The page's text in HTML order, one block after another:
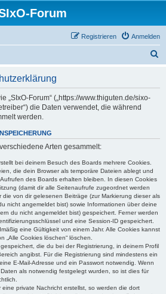
Forum
Anmelden
Registrieren
„SIxO-Forum“ („https://www.thiguten.de/sixo-
die Daten verwendet, die während
werden.
Arten gesammelt:
bei deinem Besuch des Boards mehrere Cookies.
die dein Browser als temporäre Dateien ablegt und
des Boards erhalten bleiben. In diesen Cookies
(damit dir alle Seitenaufrufe zugeordnet werden
von dir gelesenen Beiträge (zur Markierung dieser als
nicht angemeldet bist) sowie Informationen über deine
du nicht angemeldet bist) gespeichert. Ferner werden
und eine Session-ID gespeichert.
eine Gültigkeit von einem Jahr. Alle Cookies kannst
„Alle Cookies löschen“ löschen.
die du bei der Registrierung, in deinem Profil
angibst. Für die Registrierung sind mindestens ein
E-Mail-Adresse und ein Passwort notwendig. Wenn
als notwendig festgelegt wurden, so ist dies für
private Nachricht erstellst, so werden die dort